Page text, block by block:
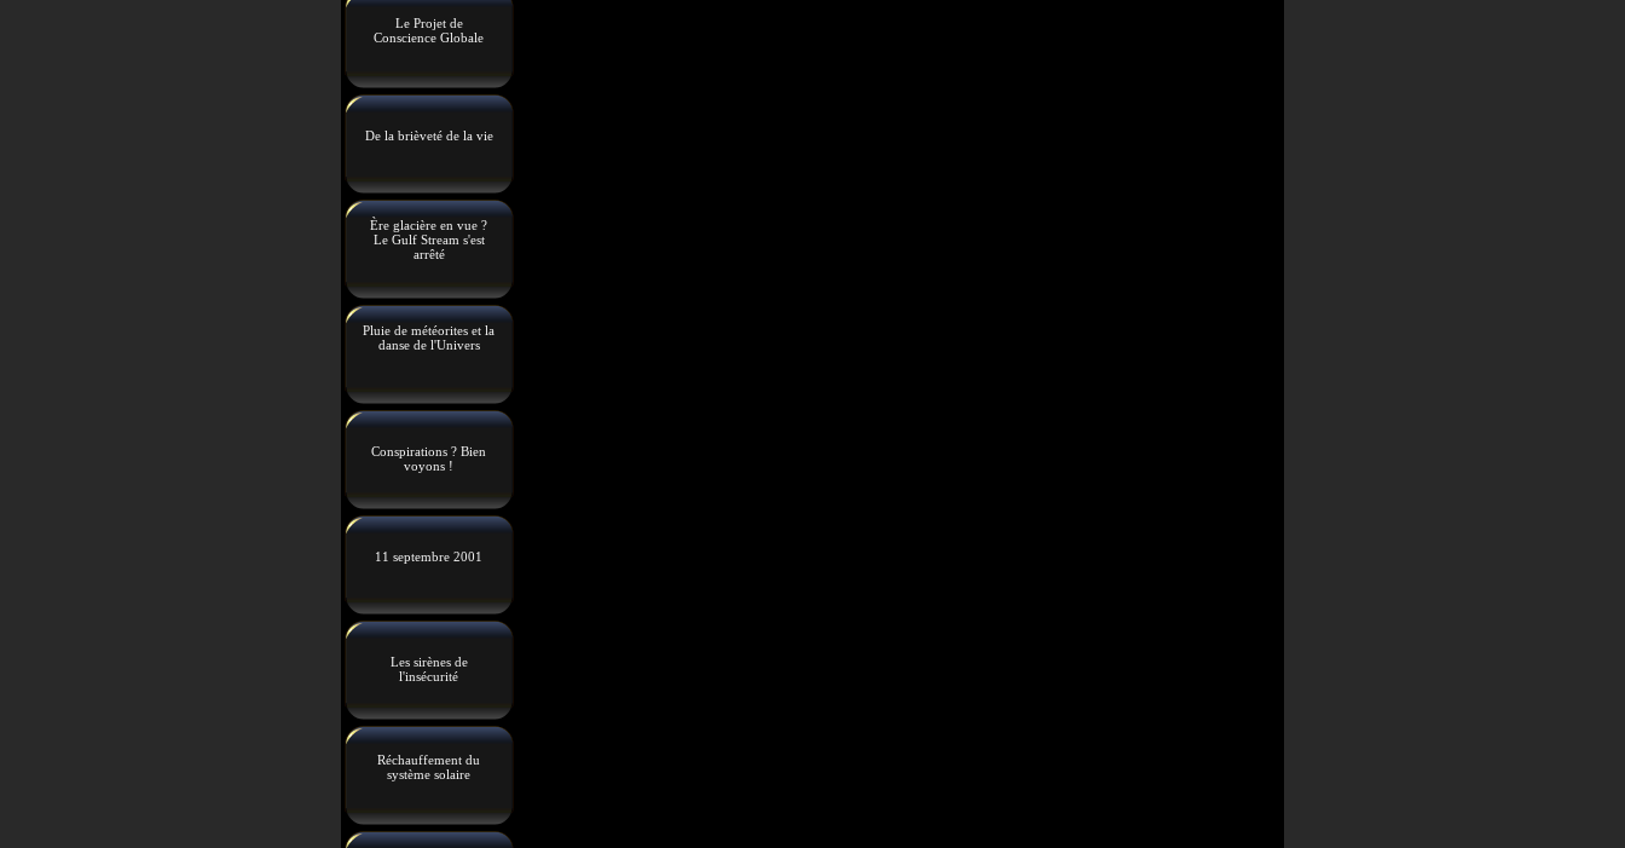
Le Projet de
Conscience Globale
De la brièveté de la vie
Ère glacière en vue ?
Le Gulf Stream s'est
arrêté
Pluie de météorites et la
danse de l'Univers
Conspirations ? Bien
voyons !
11 septembre 2001
Les sirènes de
l'insécurité
Réchauffement du
système solaire